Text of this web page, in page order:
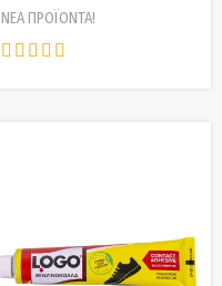
ΝΕΑ ΠΡΟΪΟΝΤΑ!